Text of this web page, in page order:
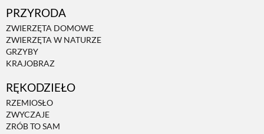
PRZYRODA
ZWIERZĘTA DOMOWE
ZWIERZĘTA W NATURZE
GRZYBY
KRAJOBRAZ
RĘKODZIEŁO
RZEMIOSŁO
ZWYCZAJE
ZRÓB TO SAM
ZWIERZĘTA W NATURZE